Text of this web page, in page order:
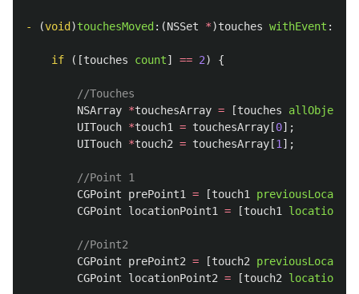
- (void )touchesMoved :(NSSet *)touches withEvent :(
if ([touches count] == 2) {
//Touches
NSArray *touchesArray = [touches allObjects
UITouch *touch1 = touchesArray [0];
UITouch *touch2 = touchesArray [1 ];
//Point 1
CGPoint
prePoint1 = [touch1
CGPoint
locationPoint1 = [touch1
//Point2
CGPoint
prePoint2 = [touch2
CGPoint
locationPoint2 = [touch2